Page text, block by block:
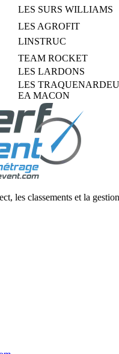
LES SURS WILLIAMS
LES AGROFIT
LINSTRUC
TEAM ROCKET
LES LARDONS
LES
EA MACON
les classements et la